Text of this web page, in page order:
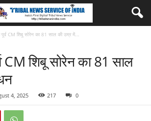
CM शिबू सोरेन का 81 साल की उम्र में...
CM शिबू सोरेन का 81 साल
4, 2025 217 0